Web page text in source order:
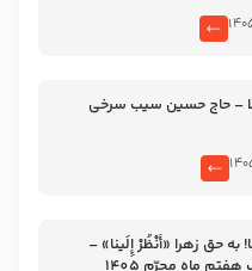
– حاج حسین سیب سرخی
به‌ حق زهرا «أُنْظُرْ إِلَینا» –
ماه محرّم 1405